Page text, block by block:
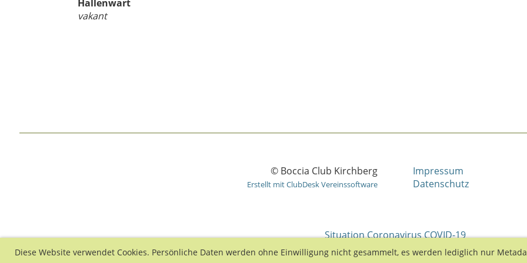
Diese Website verwendet Cookies. Persönliche Daten werden ohne Einwilligung nicht gesammelt, es werden lediglich nur
Hallenwart
vakant
© Boccia Club Kirchberg
Erstellt mit ClubDesk Vereinssoftware
Impressum
Datenschutz
Situation Coronavirus COVID-19